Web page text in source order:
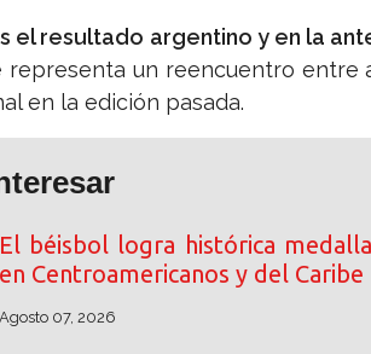
el resultado argentino y en la
representa un reencuentro entre
en la edición pasada.
El béisbol logra histórica
en Centroamericanos y del Caribe
Agosto 07, 2026